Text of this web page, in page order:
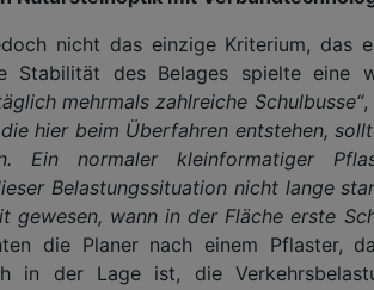
nicht das einzige Kriterium, das
Stabilität des Belages spielte eine
mehrmals zahlreiche Schulbusse“,
hier beim Überfahren entstehen,
Ein normaler kleinformatiger
Belastungssituation nicht lange
gewesen, wann in der Fläche erste
die Planer nach einem Pflaster,
in der Lage ist, die